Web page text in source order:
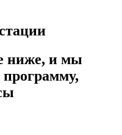
ниже, и мы